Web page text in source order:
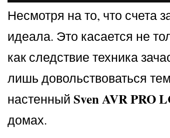
Несмотря на то, что счета
идеала. Это касается не
как следствие техника
лишь довольствоваться
настенный Sven AVR PRO
домах.